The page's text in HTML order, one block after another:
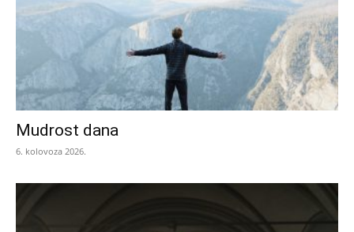
Mudrost dana
6. kolovoza 2026.